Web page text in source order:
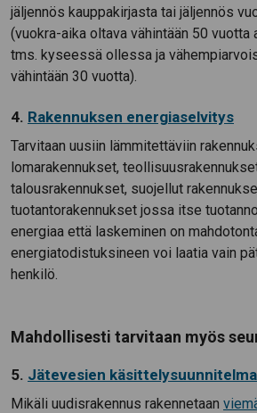
jäljennös kauppakirjasta tai jäljennös
(vuokra-aika oltava vähintään 50 vuotta
tms. kyseessä ollessa ja
vähintään 30 vuotta).
4. Rakennuksen energiaselvitys
Tarvitaan uusiin lämmitettäviin
lomarakennukset,
talousrakennukset, suojellut
tuotantorakennukset jossa itse
energiaa että laskeminen on
energiatodistuksineen voi laatia vain
henkilö.
Mahdollisesti tarvitaan myös
5. Jätevesien käsittelysuunnitelma
Mikäli uudisrakennus rakennetaan